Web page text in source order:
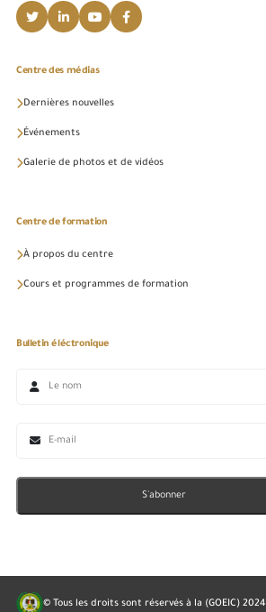
Centre des médias
Dernières nouvelles
Événements
Galerie de photos et de vidéos
Centre de formation
À propos du centre
Cours et programmes de formation
Bulletin éléctronique
S'abonner
© Tous les droits sont réservés à la (GOEIC) 2024